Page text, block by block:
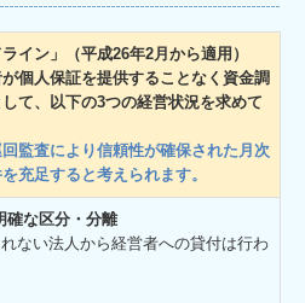
イン」（平成26年2月から適用）
個人保証を提供することなく資金調
て、以下の3つの経営状況を求めて
監査により信頼性が確保された月次
充足すると考えられます。
な区分・分離
ない法人から経営者への貸付は行わ